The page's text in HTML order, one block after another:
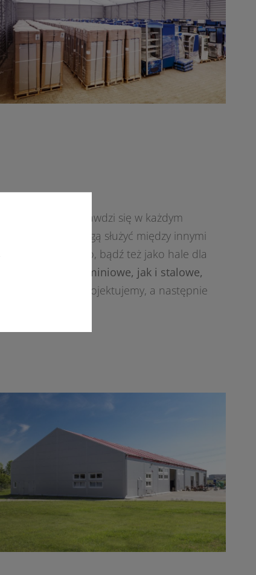
które sprawdzi się w każdym
klienta mogą służyć między innymi
rolniczego, bądź też jako hale dla
zarówno aluminiowe, jak i stalowe,
. Z chęcią je zaprojektujemy, a następnie